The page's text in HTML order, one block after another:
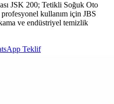
JSK 200; Tetikli Soğuk Oto
kullanım için JBS
ve endüstriyel temizlik
Teklif